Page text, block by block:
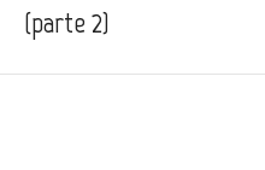
(parte 2)